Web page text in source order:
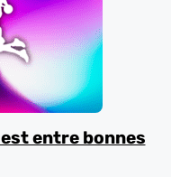
entre bonnes